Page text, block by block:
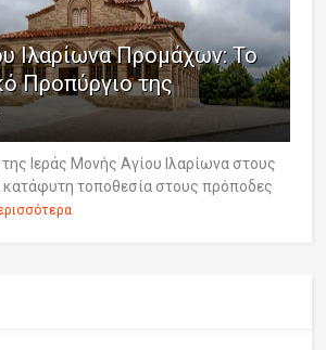
Ιλαρίωνα Προμάχων: Το
Προπύργιο της
Ιεράς Μονής Αγίου Ιλαρίωνα στους
κατάφυτη τοποθεσία στους πρόποδες